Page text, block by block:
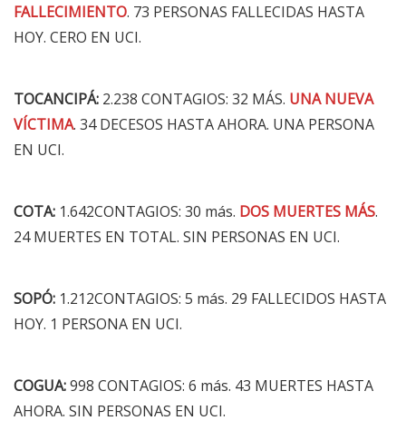
FALLECIMIENTO. 73 PERSONAS FALLECIDAS HASTA
HOY. CERO EN UCI.
TOCANCIPÁ: 2.238 CONTAGIOS: 32 MÁS. UNA NUEVA
VÍCTIMA. 34 DECESOS HASTA AHORA. UNA PERSONA
EN UCI.
COTA: 1.642CONTAGIOS: 30 más. DOS MUERTES MÁS.
24 MUERTES EN TOTAL. SIN PERSONAS EN UCI.
SOPÓ: 1.212CONTAGIOS: 5 más. 29 FALLECIDOS HASTA
HOY. 1 PERSONA EN UCI.
COGUA:998 CONTAGIOS: 6 más. 43 MUERTES HASTA
AHORA. SIN PERSONAS EN UCI.